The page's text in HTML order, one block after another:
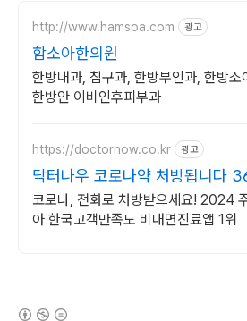
http://www.hamsoa.com 광고
함소아한의원
한방내과, 침구과, 한방부인과, 한방소
한방안 이비인후피부과
https://doctornow.co.kr 광고
닥터나우 코로나약 처방됩니다
24시간 진료가능
코로나, 전화로 처방받으세요! 2024
아 한국고객만족도 비대면진료앱 1위